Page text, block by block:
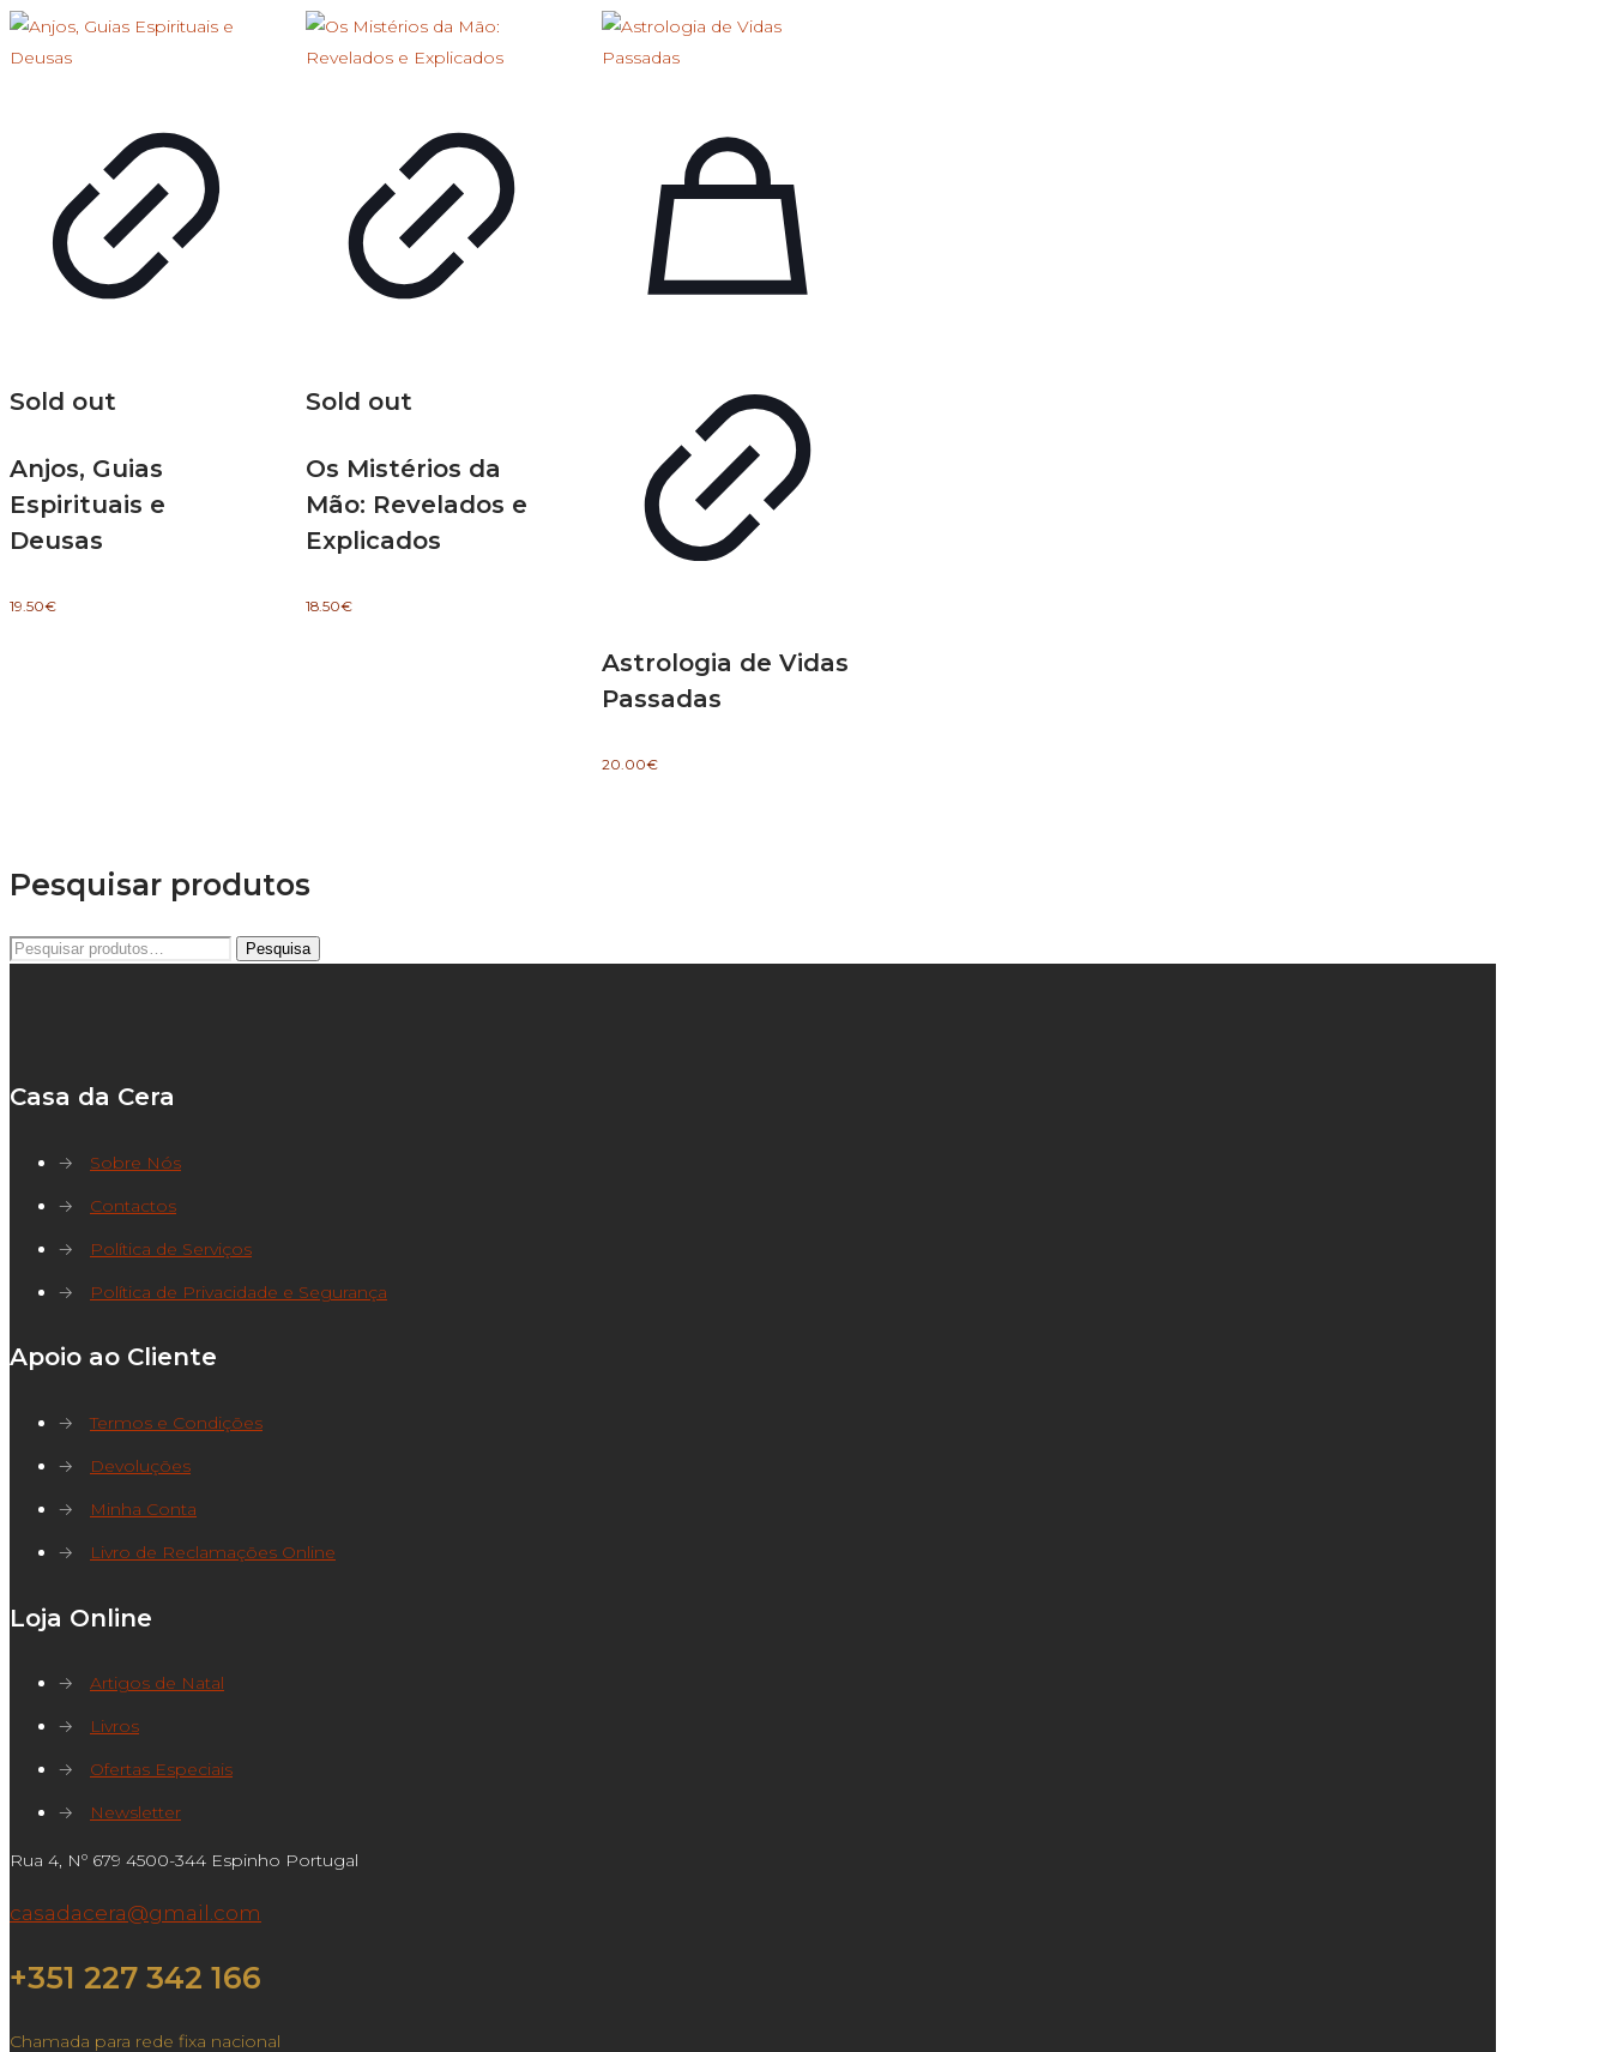
Sold out
Anjos, Guias
Espirituais e
Deusas
19.50€
Sold out
Os Mistérios da
Mão: Revelados e
Explicados
18.50€
Astrologia de Vidas
Passadas
20.00€
Pesquisar produtos
Pesquisar
Pesquisa
Casa da Cera
→
Sobre Nós
→
Contactos
→
Política de Serviços
→
Política de Privacidade e Segurança
Apoio ao Cliente
→
Termos e Condições
→
Devoluções
→
Minha Conta
→
Livro de Reclamações Online
Loja Online
→
Artigos de Natal
→
Livros
→
Ofertas Especiais
→
Newsletter
Rua 4, Nº 679 4500-344 Espinho Portugal
casadacera@gmail.com
+351 227 342 166
Chamada para rede fixa nacional